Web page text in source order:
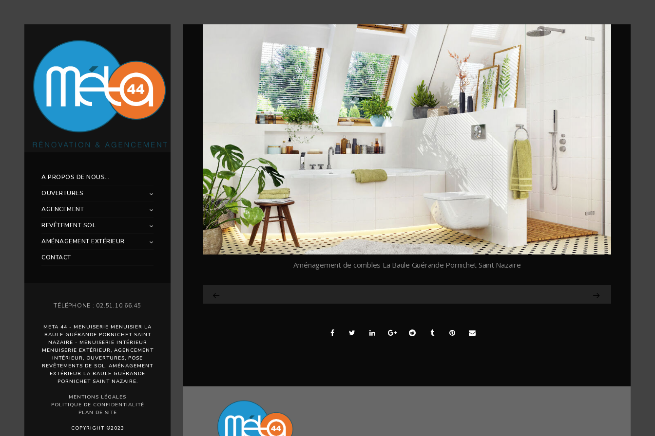
A PROPOS DE NOUS…
OUVERTURES
AGENCEMENT
REVÊTEMENT SOL
AMÉNAGEMENT EXTÉRIEUR
CONTACT
TÉLÉPHONE : 02.51.10.66.45
META 44 - MENUISERIE MENUISIER LA
BAULE GUÉRANDE PORNICHET SAINT
NAZAIRE - MENUISERIE INTÉRIEUR
MENUISERIE EXTÉRIEUR, AGENCEMENT
INTÉRIEUR, OUVERTURES, POSE
REVÊTEMENTS DE SOL, AMÉNAGEMENT
EXTÉRIEUR LA BAULE GUÉRANDE
PORNICHET SAINT NAZAIRE.
MENTIONS LÉGALES
POLITIQUE DE CONFIDENTIALITÉ
PLAN DE SITE
COPYRIGHT ©2023
Aménagement de combles La Baule Guérande Pornichet Saint Nazaire